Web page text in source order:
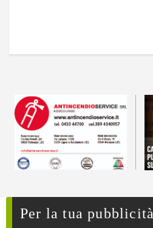
Per la tua pubblicità